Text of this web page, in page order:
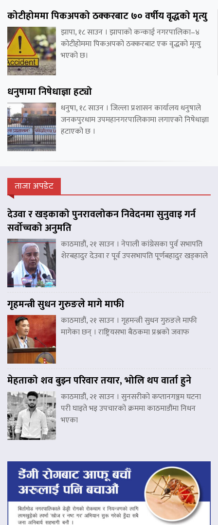
कोटीहोममा पिकअपको ठक्करबाट ७० वर्षीय वृद्धको मृत्यु
झापा, १८ साउन । झापाको कन्काई नगरपालिका–४
कोटीहोममा पिकअपको ठक्करबाट एक वृद्धको मृत्यु
भएको छ।
धनुषामा निषेधाज्ञा हट्यो
धनुषा, १८ साउन । जिल्ला प्रशासन कार्यालय धनुषाले
जनकपुरधाम उपमहानगरपालिकामा लगाएको निषेधाज्ञा
हटाएको छ ।
ताजा अपडेट
देउवा र खड्काको पुनरावलोकन निवेदनमा सुनुवाइ गर्न
सर्वोच्चको अनुमति
काठमाडौं, २१ साउन । नेपाली कांग्रेसका पुर्व सभापति
शेरबहादुर देउवा र पूर्व उपसभापति पूर्णबहादुर खड्काले
गृहमन्त्री सुधन गुरुङले मागे माफी
काठमाडौं, २१ साउन । गृहमन्त्री सुधन गुरुङले माफी
मागेका छन् । राष्ट्रियसभा बैठकमा प्रश्नको जवाफ
मेहताको शव बुझ्न परिवार तयार, भोलि थप वार्ता हुने
काठमाडौं, २१ साउन । सुनसरीको कप्तानगञ्जम घटना
परी घाइते भइ उपचारको क्रममा काठमाडौंमा निधन
भएका